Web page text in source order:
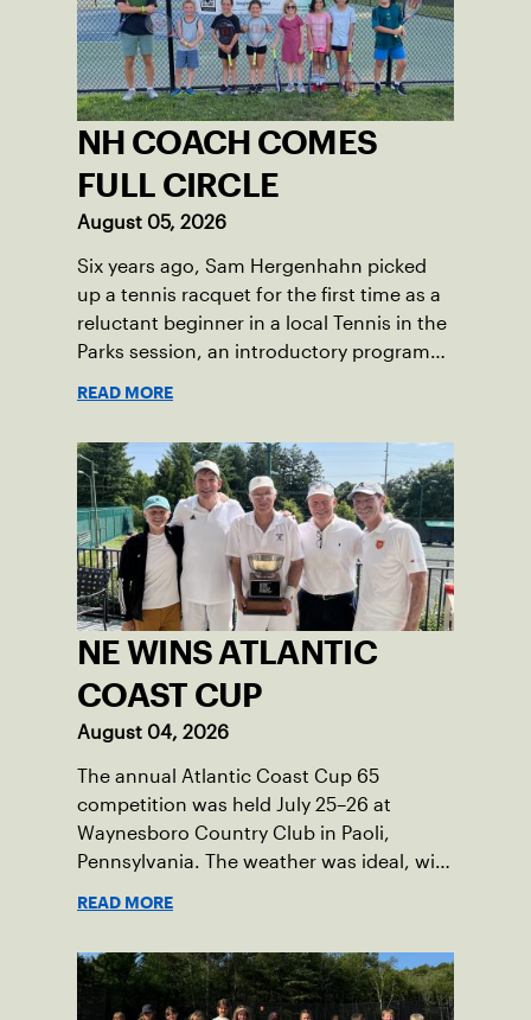
NH COACH COMES
FULL CIRCLE
August 05, 2026
Six years ago, Sam Hergenhahn picked
up a tennis racquet for the first time as a
reluctant beginner in a local Tennis in the
Parks session, an introductory program
time, he’s the one running the drills.
READ MORE
NE WINS ATLANTIC
COAST CUP
August 04, 2026
The annual Atlantic Coast Cup 65
competition was held July 25–26 at
Waynesboro Country Club in Paoli,
Pennsylvania. The weather was ideal, with
setting for the event, featuring 10
impeccably maintained Har-Tru courts
READ MORE